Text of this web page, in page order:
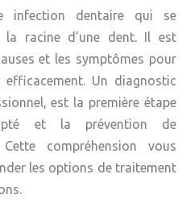
infection dentaire qui se
la racine d’une dent. Il est
et les symptômes pour
Un diagnostic
est la première étape
et la prévention de
compréhension vous
les options de traitement